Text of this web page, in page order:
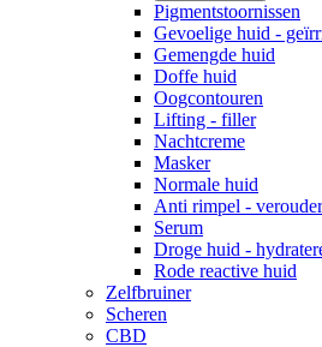
Pigmentstoornissen
Gevoelige huid -
Gemengde huid
Doffe huid
Oogcontouren
Lifting - filler
Nachtcreme
Masker
Normale huid
Anti rimpel -
Serum
Droge huid -
Rode reactive huid
Zelfbruiner
Scheren
CBD